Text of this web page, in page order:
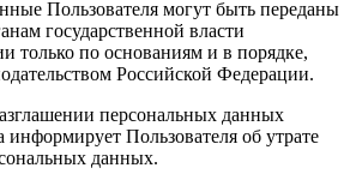
Пользователя могут быть переданы
государственной власти
только по основаниям и в порядке,
Российской Федерации.
персональных данных
Пользователя об утрате
данных.